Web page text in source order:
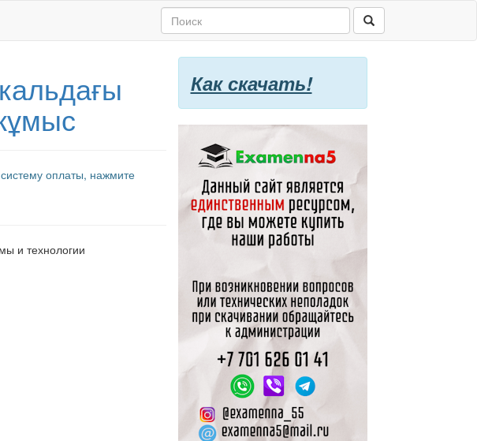
оплаты, нажмите
и технологии
Как скачать!